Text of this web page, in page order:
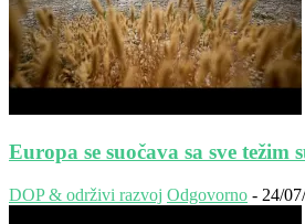
Europa se suočava sa sve težim
DOP & održivi razvoj Odgovorno - 24/